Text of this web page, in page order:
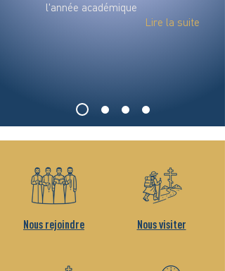
l'année académique
Lire la suite
Nous rejoindre Nous visiter